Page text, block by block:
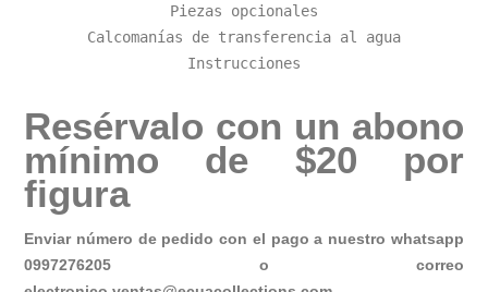
Piezas opcionales
Calcomanías de transferencia al agua
Instrucciones
Resérvalo con un abono
mínimo de $20 por
figura
Enviar número de pedido con el pago a nuestro whatsapp
0997276205 o correo